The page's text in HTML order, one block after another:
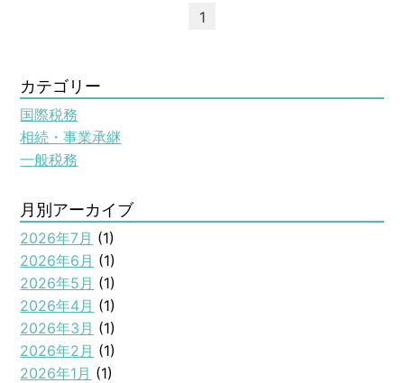
1
カテゴリー
国際税務
相続・事業承継
一般税務
月別アーカイブ
2026年7月 (1)
2026年6月 (1)
2026年5月 (1)
2026年4月 (1)
2026年3月 (1)
2026年2月 (1)
2026年1月 (1)